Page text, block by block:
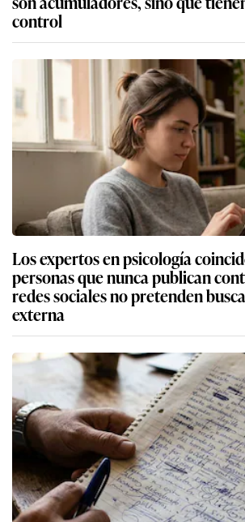
control
Los expertos en psicología
personas que nunca publican
redes sociales no pretenden
externa